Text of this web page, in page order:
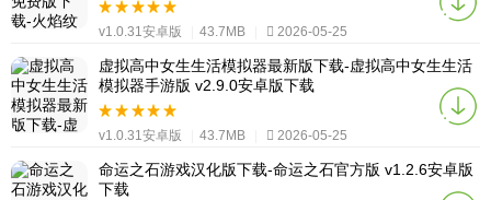
v1.0.31安卓版 43.7MB 2026-05-25
虚拟高中女生生活模拟器最新版下载-虚拟高中女生生活
模拟器手游版 v2.9.0安卓版下载
v1.0.31安卓版 43.7MB 2026-05-25
命运之石游戏汉化版下载-命运之石官方版 v1.2.6安卓版
下载